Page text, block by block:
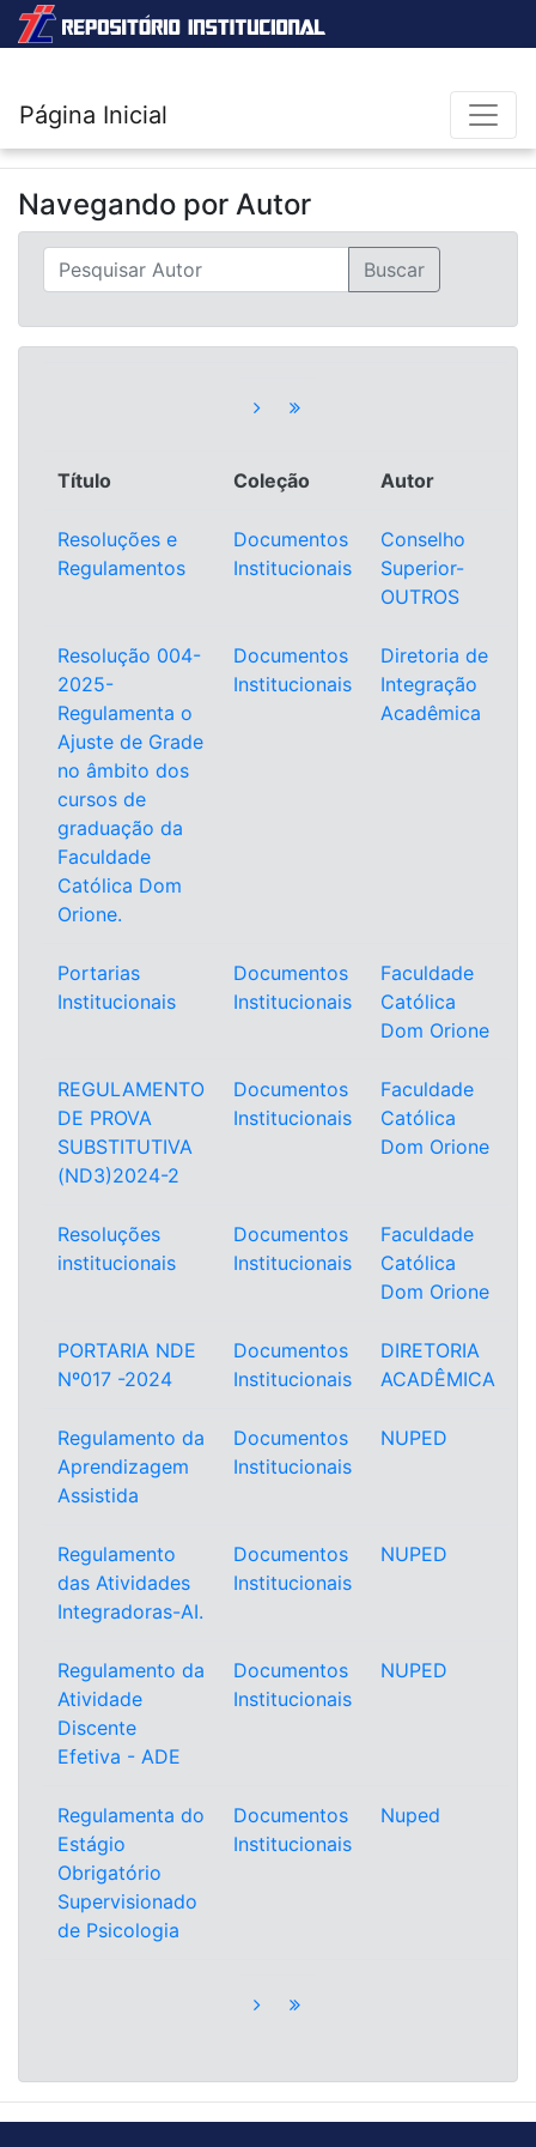
Página Inicial
Navegando por Autor
Título Coleção Autor
Resoluções e
Regulamentos
Documentos
Institucionais
Conselho
Superior-
OUTROS
Resolução 004-
2025-
Regulamenta o
Ajuste de Grade
no âmbito dos
cursos de
graduação da
Faculdade
Católica Dom
Orione.
Documentos
Institucionais
Diretoria de
Integração
Acadêmica
Portarias
Institucionais
Documentos
Institucionais
Faculdade
Católica
Dom Orione
REGULAMENTO
DE PROVA
SUBSTITUTIVA
(ND3)2024-2
Documentos
Institucionais
Faculdade
Católica
Dom Orione
Resoluções
institucionais
Documentos
Institucionais
Faculdade
Católica
Dom Orione
PORTARIA NDE
Nº017 -2024
Documentos
Institucionais
DIRETORIA
ACADÊMICA
Regulamento da
Aprendizagem
Assistida
Documentos
Institucionais
NUPED
Regulamento
das Atividades
Integradoras-AI.
Documentos
Institucionais
NUPED
Regulamento da
Atividade
Discente
Efetiva - ADE
Documentos
Institucionais
NUPED
Regulamenta do
Estágio
Obrigatório
Supervisionado
de Psicologia
Documentos
Institucionais
Nuped